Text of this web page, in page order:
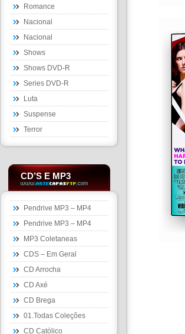
Romance
Nacional
Nacional
Shows
Shows DVD-R
Series DVD-R
Luta
Suspense
Terror
CD’S E MP3
Pendrive MP3 – MP4
Pendrive MP3 – MP4
MP3 Coletaneas
CDS – Em Geral
CD Arrocha
CD Axé
CD Brega
01.Todas Coleções
CD Católico